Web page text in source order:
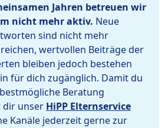
Jahren betreuen wir
nicht mehr aktiv. Neue
sind nicht mehr
wertvollen Beiträge der
bleiben jedoch bestehen
für dich zugänglich. Damit du
Beratung
dir unser HiPP Elternservice
Kanäle jederzeit gerne zur